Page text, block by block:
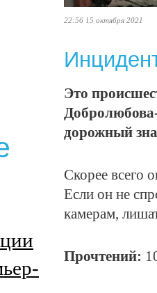
22:56 15 октября 2021
Это
дорожный
Скорее всего
Если он не
камерам,
Прочтений: